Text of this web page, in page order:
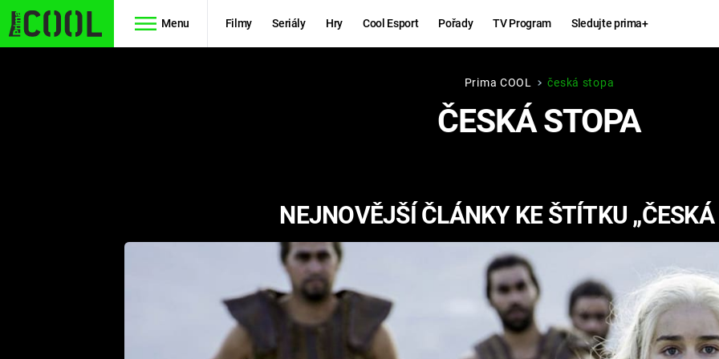
Menu Filmy Seriály Hry Cool Esport Pořady TV Program Sledujte prima+
RYCHLE A
ZBĚSILE 10
PREDÁTOR
Hry
KINGDOM
COME:
DELIVERANCE
ESPORT
CHUCK
NORRIS
Prima COOL česká stopa
ČESKÁ STOPA
NEJNOVĚJŠÍ ČLÁNKY KE ŠTÍTKU „ČESKÁ